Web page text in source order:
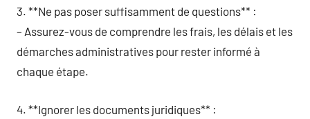
3. **Ne pas poser suffisamment de questions** :
– Assurez-vous de comprendre les frais, les délais et les
démarches administratives pour rester informé à
chaque étape.
4. **Ignorer les documents juridiques** :